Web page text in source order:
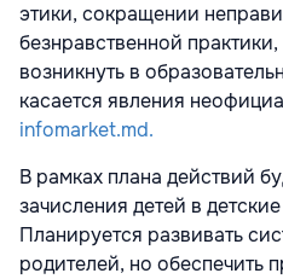
этики, сокращении
безнравственной
возникнуть в
касается явления
infomarket.md.
В рамках плана действий
зачисления детей в
Планируется развивать
родителей, но обеспечить